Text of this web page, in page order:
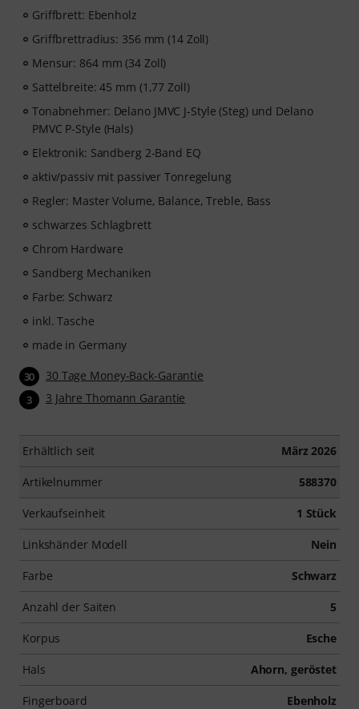
Griffbrett: Ebenholz
Griffbrettradius: 356 mm (14 Zoll)
Mensur: 864 mm (34 Zoll)
Sattelbreite: 45 mm (1,77 Zoll)
Tonabnehmer: Delano JMVC J-Style (Steg) und Delano
PMVC P-Style (Hals)
Elektronik: Sandberg 2-Band EQ
aktiv/passiv mit passiver Tonregelung
Regler: Master Volume, Balance, Treble, Bass
schwarzes Schlagbrett
Chrom Hardware
Sandberg Mechaniken
Farbe: Schwarz
inkl. Tasche
made in Germany
30 30 Tage Money-Back-Garantie
3 3 Jahre Thomann Garantie
Erhältlich seit März 2026
Artikelnummer 588370
Verkaufseinheit 1 Stück
Linkshänder Modell Nein
Farbe Schwarz
Anzahl der Saiten 5
Korpus Esche
Hals Ahorn, geröstet
Fingerboard Ebenholz